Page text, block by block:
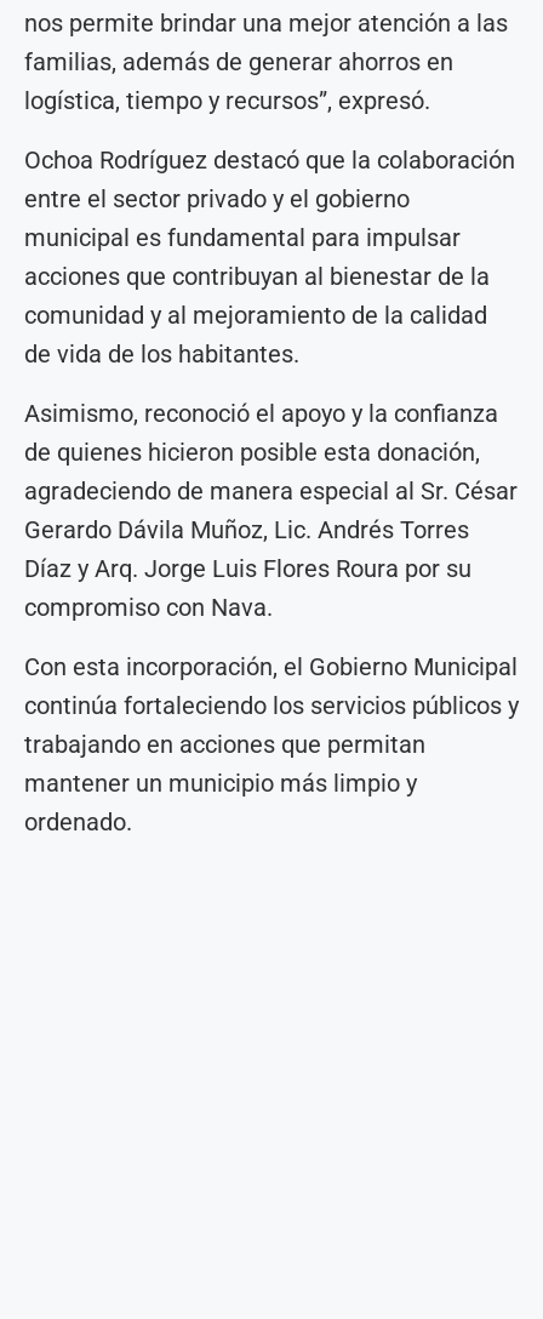
nos permite brindar una mejor atención a las
familias, además de generar ahorros en
logística, tiempo y recursos”, expresó.
Ochoa Rodríguez destacó que la colaboración
entre el sector privado y el gobierno
municipal es fundamental para impulsar
acciones que contribuyan al bienestar de la
comunidad y al mejoramiento de la calidad
de vida de los habitantes.
Asimismo, reconoció el apoyo y la confianza
de quienes hicieron posible esta donación,
agradeciendo de manera especial al Sr. César
Gerardo Dávila Muñoz, Lic. Andrés Torres
Díaz y Arq. Jorge Luis Flores Roura por su
compromiso con Nava.
Con esta incorporación, el Gobierno Municipal
continúa fortaleciendo los servicios públicos y
trabajando en acciones que permitan
mantener un municipio más limpio y
ordenado.